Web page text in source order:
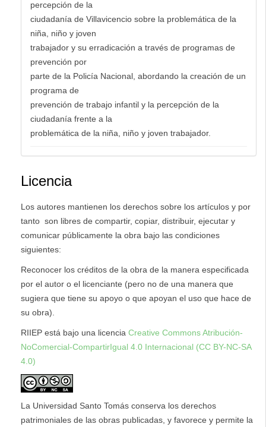
percepción de la
ciudadanía de Villavicencio sobre la problemática de la
niña, niño y joven
trabajador y su erradicación a través de programas de
prevención por
parte de la Policía Nacional, abordando la creación de un
programa de
prevención de trabajo infantil y la percepción de la
ciudadanía frente a la
problemática de la niña, niño y joven trabajador.
Licencia
Los autores mantienen los derechos sobre los artículos y por
tanto son libres de compartir, copiar, distribuir, ejecutar y
comunicar públicamente la obra bajo las condiciones
siguientes:
Reconocer los créditos de la obra de la manera especificada
por el autor o el licenciante (pero no de una manera que
sugiera que tiene su apoyo o que apoyan el uso que hace de
su obra).
RIIEP está bajo una licencia Creative Commons Atribución-
NoComercial-CompartirIgual 4.0 Internacional (CC BY-NC-SA
4.0)
La Universidad Santo Tomás conserva los derechos
patrimoniales de las obras publicadas, y favorece y permite la